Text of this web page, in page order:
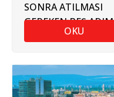
SONRA ATILMASI
GEREKEN BEŞ ADIM
OKU